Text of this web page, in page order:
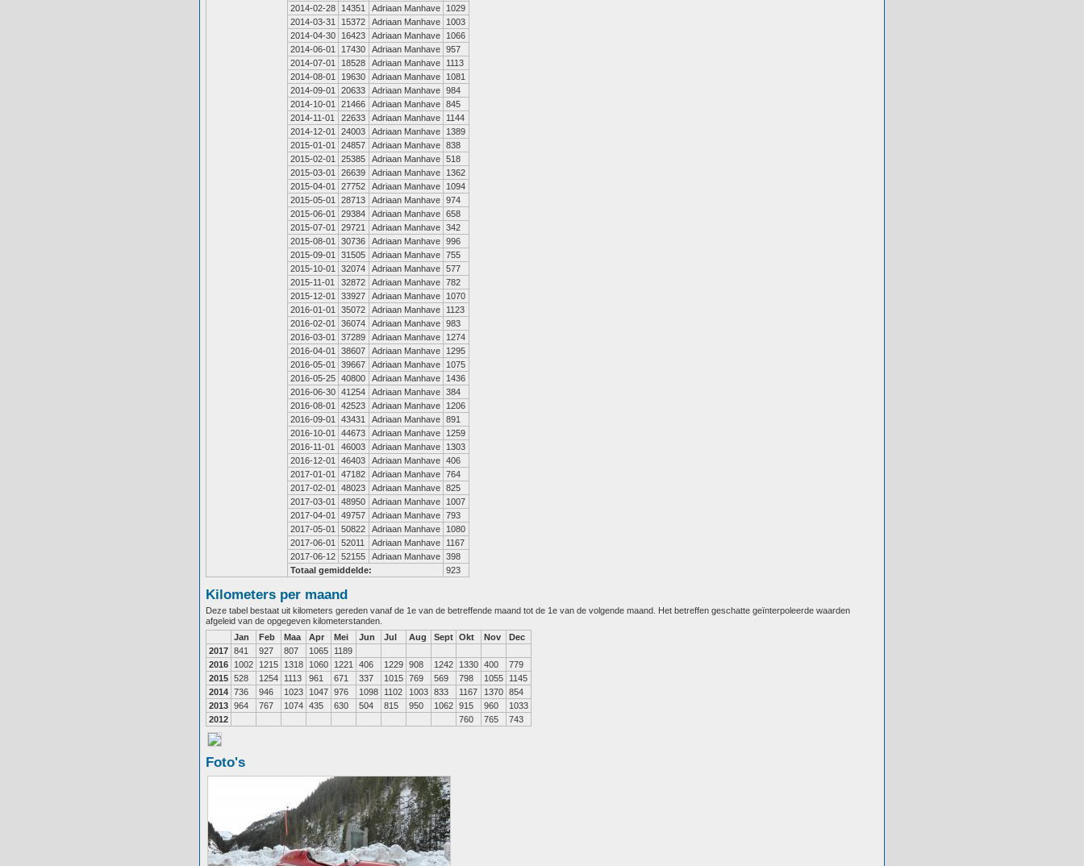
2014-02-28
14351 Adriaan Manhave
1029
2014-03-31
15372 Adriaan Manhave
1003
2014-04-30
16423 Adriaan Manhave
1066
2014-06-01
17430 Adriaan Manhave 957
2014-07-01
18528 Adriaan Manhave
1113
2014-08-01
19630 Adriaan Manhave
1081
2014-09-01
20633 Adriaan Manhave 984
2014-10-01
21466 Adriaan Manhave 845
2014-11-01
22633 Adriaan Manhave
1144
2014-12-01
24003 Adriaan Manhave
1389
2015-01-01
24857 Adriaan Manhave 838
2015-02-01
25385 Adriaan Manhave 518
2015-03-01
26639 Adriaan Manhave
1362
2015-04-01
27752 Adriaan Manhave
1094
2015-05-01
28713 Adriaan Manhave 974
2015-06-01
29384 Adriaan Manhave 658
2015-07-01
29721 Adriaan Manhave 342
2015-08-01
30736 Adriaan Manhave 996
2015-09-01
31505 Adriaan Manhave 755
2015-10-01
32074 Adriaan Manhave 577
2015-11-01
32872 Adriaan Manhave 782
2015-12-01
33927 Adriaan Manhave
1070
2016-01-01
35072 Adriaan Manhave
1123
2016-02-01
36074 Adriaan Manhave 983
2016-03-01
37289 Adriaan Manhave
1274
2016-04-01
38607 Adriaan Manhave
1295
2016-05-01
39667 Adriaan Manhave
1075
2016-05-25 40800 Adriaan Manhave
1436
2016-06-30 41254 Adriaan Manhave 384
2016-08-01
42523 Adriaan Manhave
1206
2016-09-01
43431 Adriaan Manhave 891
2016-10-01
44673 Adriaan Manhave
1259
2016-11-01
46003 Adriaan Manhave
1303
2016-12-01
46403 Adriaan Manhave 406
2017-01-01
47182 Adriaan Manhave 764
2017-02-01
48023 Adriaan Manhave 825
2017-03-01
48950 Adriaan Manhave
1007
2017-04-01
49757 Adriaan Manhave 793
2017-05-01
50822 Adriaan Manhave
1080
2017-06-01
52011 Adriaan Manhave
1167
2017-06-12 52155 Adriaan Manhave 398
Totaal gemiddelde:
923
Kilometers per maand
Deze tabel bestaat uit kilometers gereden vanaf de 1e van de betreffende maand tot de 1e van de volgende maand. Het betreffen geschatte geïnterpoleerde waarden
afgeleid van de opgegeven kilometerstanden.
Jan
Feb Maa Apr Mei Jun Jul Aug Sept Okt Nov
Dec
2017 841 927 807 1065
1189
2016
1002 1215 1318 1060 1221 406 1229 908 1242 1330 400
779
2015 528 1254 1113 961 671 337 1015 769 569 798 1055
1145
2014 736 946 1023 1047 976 1098 1102 1003 833 1167 1370 854
2013 964 767 1074 435 630 504 815 950 1062 915 960
1033
2012
760 765 743
Foto's